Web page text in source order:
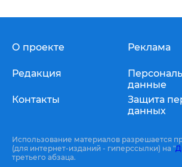
О проекте
Редакция
Контакты
Реклама
данные
Защита
данных
Использование материалов разрешается
(для интернет-изданий - гиперссылки) на "
третьего абзаца.